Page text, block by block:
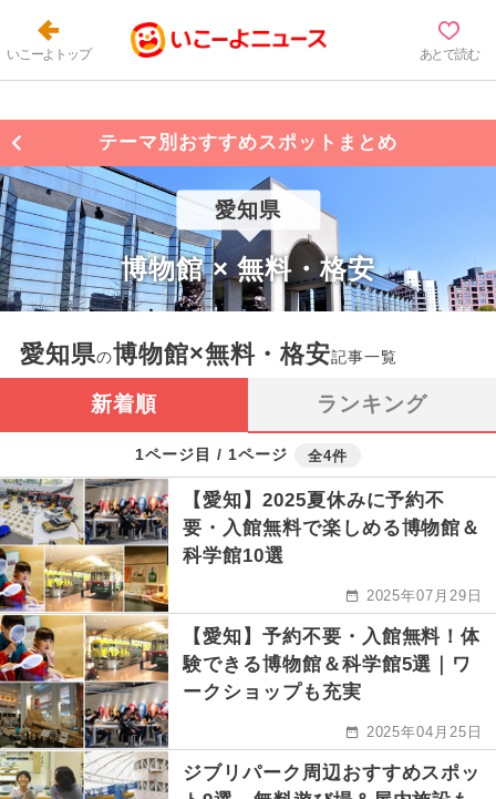
いこーよトップ あとで読む
テーマ別おすすめスポットまとめ
愛知県
博物館 × 無料・格安
愛知県の博物館×無料・格安記事一覧
新着順 ランキング
1ページ目 / 1ページ 全4件
【愛知】2025夏休みに予約不
要・入館無料で楽しめる博物館＆
科学館10選
2025年07月29日
【愛知】予約不要・入館無料！体
験できる博物館＆科学館5選｜ワ
ークショップも充実
2025年04月25日
ジブリパーク周辺おすすめスポッ